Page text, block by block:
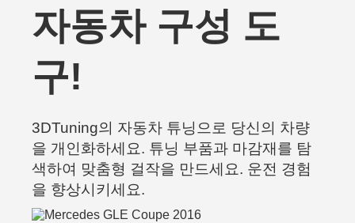
자동차 구성 도
구!
3DTuning의 자동차 튜닝으로 당신의 차량
을 개인화하세요. 튜닝 부품과 마감재를 탐
색하여 맞춤형 걸작을 만드세요. 운전 경험
을 향상시키세요.